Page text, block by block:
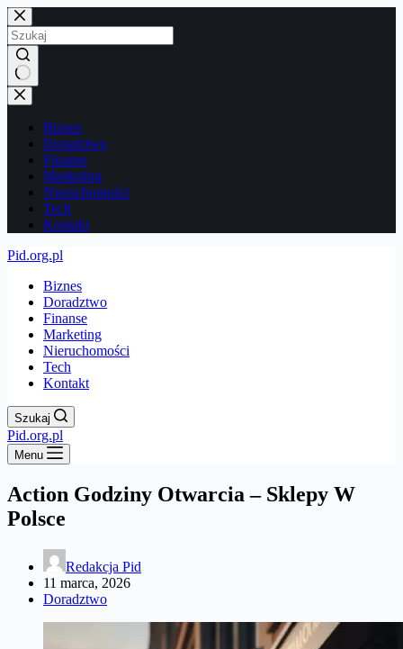
Przejdź
do
treści
Brak
wyników
Biznes
Doradztwo
Finanse
Marketing
Nieruchomości
Tech
Kontakt
Pid.org.pl
Biznes
Doradztwo
Finanse
Marketing
Nieruchomości
Tech
Kontakt
Szukaj
Pid.org.pl
Menu
Action Godziny Otwarcia – Sklepy W
Polsce
Redakcja Pid
11 marca, 2026
Doradztwo